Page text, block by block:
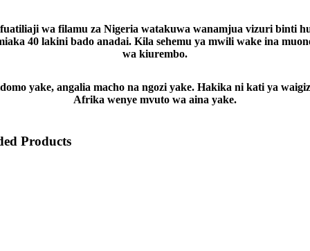
wa filamu za Nigeria watakuwa wanamjua vizuri binti
40 lakini bado anadai. Kila sehemu ya mwili wake ina
wa kiurembo.
yake, angalia macho na ngozi yake. Hakika ni kati ya
Afrika wenye mvuto wa aina yake.
Products